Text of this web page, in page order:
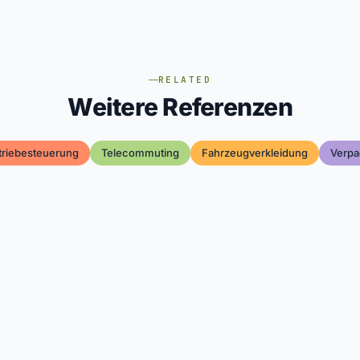
RELATED
Weitere Referenzen
Telecommuting Fahrzeugverkleidung